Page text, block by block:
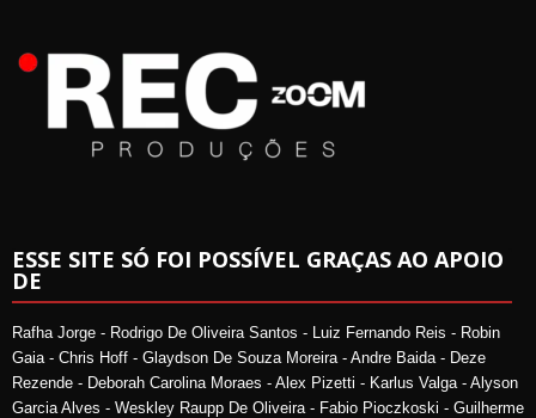
ESSE SITE SÓ FOI POSSÍVEL GRAÇAS AO APOIO
DE
Rafha Jorge - Rodrigo De Oliveira Santos - Luiz Fernando Reis - Robin
Gaia - Chris Hoff - Glaydson De Souza Moreira - Andre Baida - Deze
Rezende - Deborah Carolina Moraes - Alex Pizetti - Karlus Valga - Alyson
Garcia Alves - Weskley Raupp De Oliveira - Fabio Pioczkoski - Guilherme